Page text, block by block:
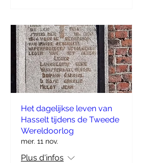
Het dagelijkse leven van
Hasselt tijdens de Tweede
Wereldoorlog
mer. 11 nov.
Plus d'infos